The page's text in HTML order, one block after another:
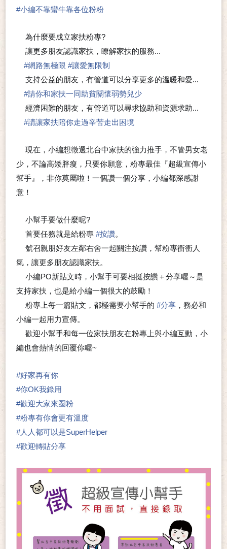
#小編不靠蠻牛靠各位粉粉
為什麼要成立家扶粉專?
讓更多朋友認識家扶，瞭解家扶的服務...
#網路無極限 #讓愛無限制
支持公益的朋友，有管道可以分享更多的溫暖和愛...
#請你和家扶一同助貧關懷弱勢兒少
經濟困難的朋友，有管道可以尋求協助和資源求助...
#請讓家扶陪你走過辛苦走出困境
現在，小編想徵選北台中家扶的強力推手，不管男女老
少，不論高矮胖瘦，只要你願意，粉專最佳『超級宣傳小
幫手』，非你莫屬啦！一個讚一個分享，小編都深感謝
意！
小幫手要做什麼呢?
首要任務就是給粉專 #按讚。
號召親朋好友左鄰右舍一起關注按讚，幫粉專衝衝人
氣，讓更多朋友認識家扶。
小編PO新貼文時，小幫手可要相挺按讚＋分享喔～是
支持家扶，也是給小編一個很大的鼓勵！
粉專上每一篇貼文，都極需要小幫手的 #分享 ，務必和
小編一起用力宣傳。
歡迎小幫手和每一位家扶朋友在粉專上與小編互動，小
編也會熱情的回覆你喔~
#好家再有你
#你OK我錄用
#歡迎大家來圈粉
#粉專有你會更有溫度
#人人都可以是SuperHelper
#歡迎轉貼分享